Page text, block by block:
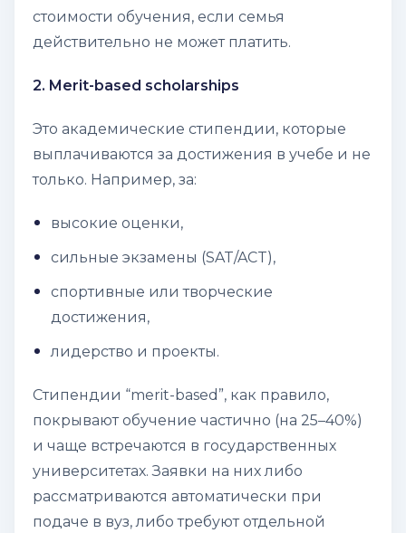
стоимости обучения, если семья
действительно не может платить.
2. Merit-based scholarships
Это академические стипендии, которые
выплачиваются за достижения в учебе и не
только. Например, за:
высокие оценки,
сильные экзамены (SAT/ACT),
спортивные или творческие
достижения,
лидерство и проекты.
Стипендии “merit-based”, как правило,
покрывают обучение частично (на 25–40%)
и чаще встречаются в государственных
университетах. Заявки на них либо
рассматриваются автоматически при
подаче в вуз, либо требуют отдельной